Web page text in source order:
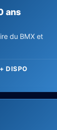
ans
du BMX et
DISPO